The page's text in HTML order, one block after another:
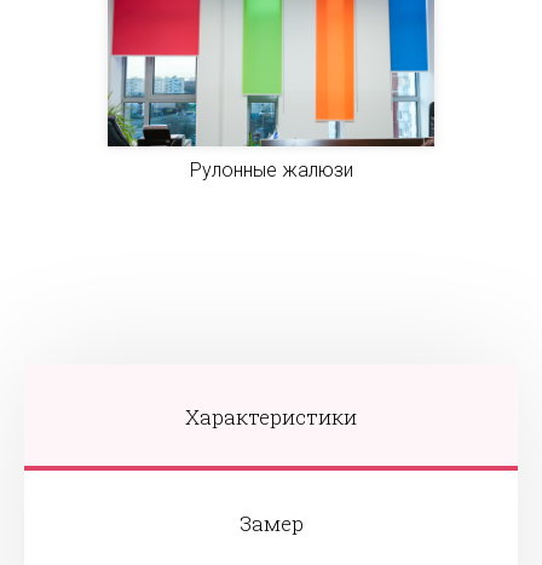
Рулонные жалюзи
Характеристики
Замер